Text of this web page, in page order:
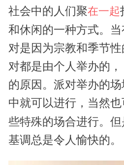
社会中的人们聚在一起
和休闲的一种方式。
对是因为宗教和季节
对都是由个人举办的
的原因。派对举办的
中就可以进行，当然
些特殊的场合进行。
基调总是令人愉快的。